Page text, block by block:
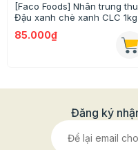
Khối lượng:1kg
Đặc điểm nổi bật:
[Faco Foods] Nhân trung thu
Đậu xanh chè xanh CLC 1kg
85.000₫
Đăng ký